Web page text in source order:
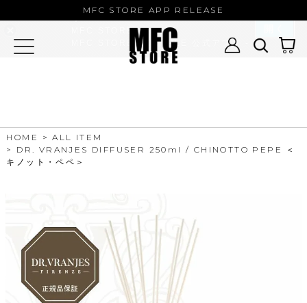
MFC STORE APP RELEASE
HOME
ALL ITEM
DR. VRANJES DIFFUSER 250ml / CHINOTTO PEPE ＜
キノット・ペペ＞
MFC STORE
MFC STORE/EXAMPLE 公式アプリ -
Google Play